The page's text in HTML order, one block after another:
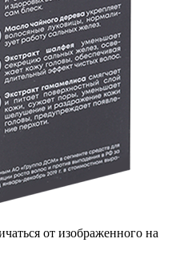
от изображенного на